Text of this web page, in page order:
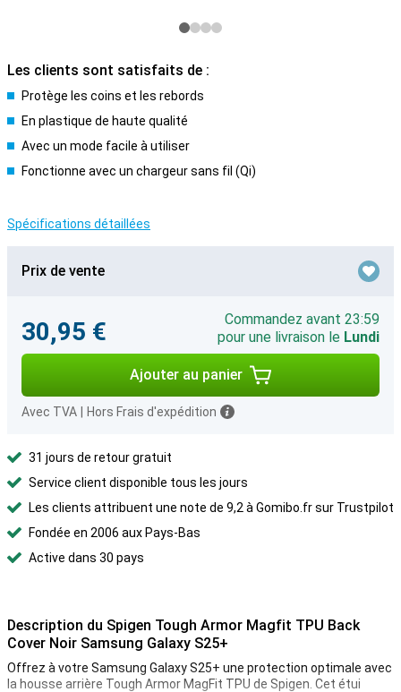
Les clients sont satisfaits de :
Protège les coins et les rebords
En plastique de haute qualité
Avec un mode facile à utiliser
Fonctionne avec un chargeur sans fil (Qi)
Spécifications détaillées
Prix de vente
30,95 €
Commandez avant 23:59
pour une livraison le Lundi
Ajouter au panier
Avec TVA Hors Frais d'expédition
31 jours de retour gratuit
Service client disponible tous les jours
Les clients attribuent une note de 9,2 à Gomibo.fr sur Trustpilot
Fondée en 2006 aux Pays-Bas
Active dans 30 pays
Description du Spigen Tough Armor Magfit TPU Back
Cover Noir Samsung Galaxy S25+
Offrez à votre Samsung Galaxy S25+ une protection optimale avec
la housse arrière Tough Armor MagFit TPU de Spigen. Cet étui